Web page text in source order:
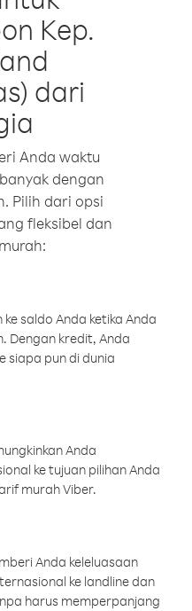
Kep.
dari
Anda waktu
dengan
Pilih dari opsi
fleksibel dan
saldo Anda ketika Anda
Dengan kredit, Anda
siapa pun di dunia
Anda
ke tujuan pilihan Anda
murah Viber.
Anda keleluasaan
ke landline dan
harus memperpanjang